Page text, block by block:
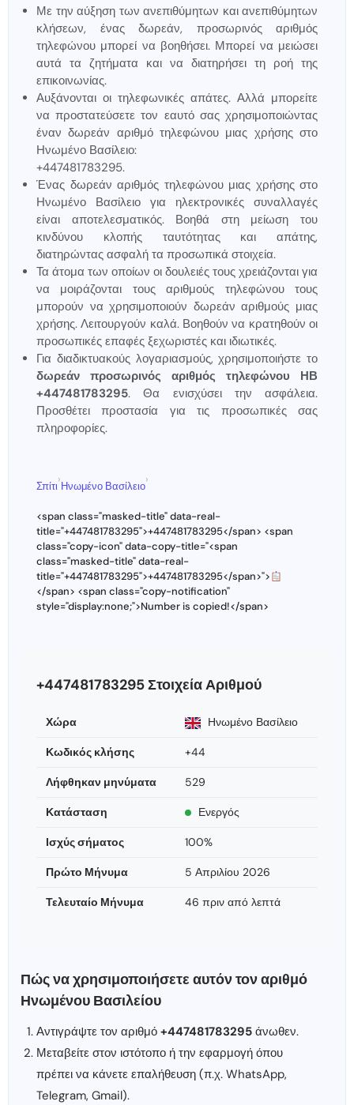
Με την αύξηση των ανεπιθύμητων και ανεπιθύμητων
κλήσεων, ένας δωρεάν, προσωρινός αριθμός
τηλεφώνου μπορεί να βοηθήσει. Μπορεί να μειώσει
αυτά τα ζητήματα και να διατηρήσει τη ροή της
επικοινωνίας.
Αυξάνονται οι τηλεφωνικές απάτες. Αλλά μπορείτε
να προστατεύσετε τον εαυτό σας χρησιμοποιώντας
έναν δωρεάν αριθμό τηλεφώνου μιας χρήσης στο
Ηνωμένο Βασίλειο:
+447481783295.
Ένας δωρεάν αριθμός τηλεφώνου μιας χρήσης στο
Ηνωμένο Βασίλειο για ηλεκτρονικές συναλλαγές
είναι αποτελεσματικός. Βοηθά στη μείωση του
κινδύνου κλοπής ταυτότητας και απάτης,
διατηρώντας ασφαλή τα προσωπικά στοιχεία.
Τα άτομα των οποίων οι δουλειές τους χρειάζονται για
να μοιράζονται τους αριθμούς τηλεφώνου τους
μπορούν να χρησιμοποιούν δωρεάν αριθμούς μιας
χρήσης. Λειτουργούν καλά. Βοηθούν να κρατηθούν οι
προσωπικές επαφές ξεχωριστές και ιδιωτικές.
Για διαδικτυακούς λογαριασμούς, χρησιμοποιήστε το
δωρεάν προσωρινός αριθμός τηλεφώνου ΗΒ
+447481783295. Θα ενισχύσει την ασφάλεια.
Προσθέτει προστασία για τις προσωπικές σας
πληροφορίες.
Σπίτι
›
Ηνωμένο Βασίλειο
›
<span class="masked-title" data-real-
title="+447481783295">+447481783295</span> <span
class="copy-icon" data-copy-title="<span
class="masked-title" data-real-
title="+447481783295">+447481783295</span>">
</span> <span class="copy-notification"
style="display:none;">Number is copied!</span>
+447481783295 Στοιχεία Αριθμού
Χώρα Ηνωμένο Βασίλειο
Κωδικός κλήσης +44
Λήφθηκαν μηνύματα 529
Κατάσταση Ενεργός
Ισχύς σήματος 100%
Πρώτο Μήνυμα 5 Απριλίου 2026
Τελευταίο Μήνυμα 46 πριν από λεπτά
Πώς να χρησιμοποιήσετε αυτόν τον αριθμό
Ηνωμένου Βασιλείου
Αντιγράψτε τον αριθμό +447481783295 άνωθεν.
Μεταβείτε στον ιστότοπο ή την εφαρμογή όπου
πρέπει να κάνετε επαλήθευση (π.χ. WhatsApp,
Telegram, Gmail).